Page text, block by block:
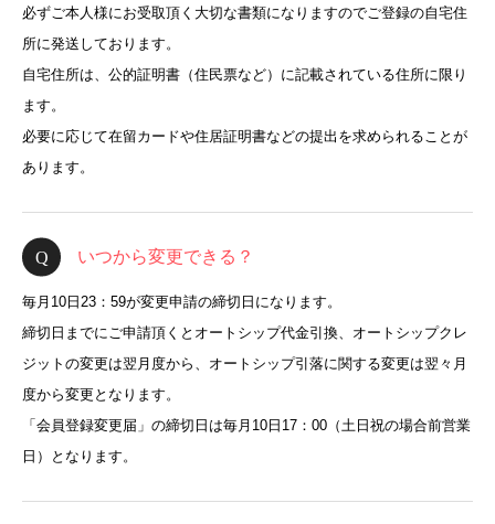
必ずご本人様にお受取頂く大切な書類になりますのでご登録の自宅住
所に発送しております。
自宅住所は、公的証明書（住民票など）に記載されている住所に限り
ます。
必要に応じて在留カードや住居証明書などの提出を求められることが
あります。
いつから変更できる？
毎月10日23：59が変更申請の締切日になります。
締切日までにご申請頂くとオートシップ代金引換、オートシップクレ
ジットの変更は翌月度から、オートシップ引落に関する変更は翌々月
度から変更となります。
「会員登録変更届」の締切日は毎月10日17：00（土日祝の場合前営業
日）となります。